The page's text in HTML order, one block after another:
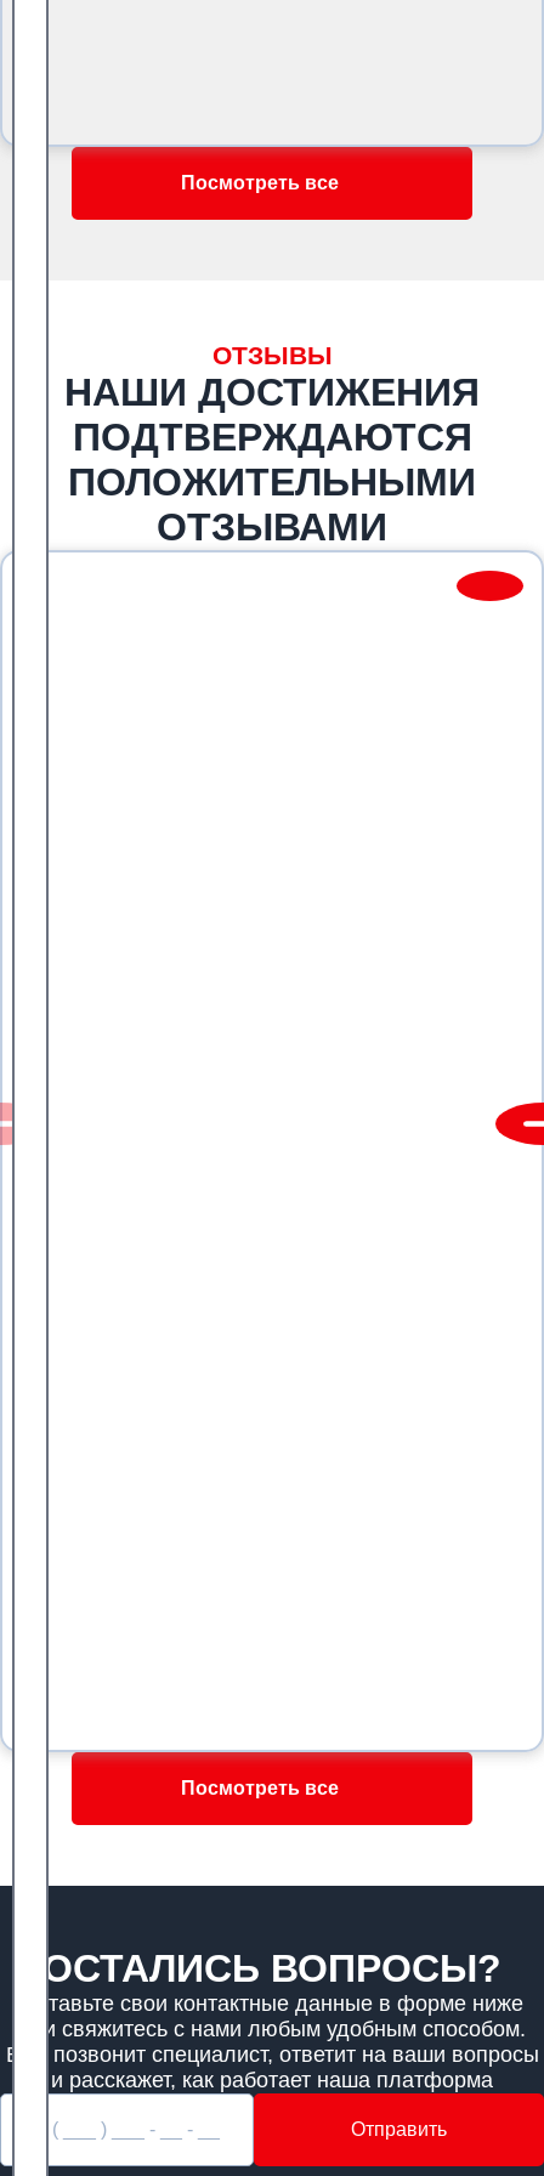
Посмотреть все
ОТЗЫВЫ
НАШИ ДОСТИЖЕНИЯ
ПОДТВЕРЖДАЮТСЯ
ПОЛОЖИТЕЛЬНЫМИ
ОТЗЫВАМИ
Посмотреть все
ОСТАЛИСЬ ВОПРОСЫ?
Оставьте свои контактные данные в форме ниже
или свяжитесь с нами любым удобным способом.
Вам позвонит специалист, ответит на ваши вопросы
и расскажет, как работает наша платформа